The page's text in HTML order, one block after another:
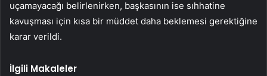
uçamayacağı belirlenirken, başkasının ise sıhhatine
kavuşması için kısa bir müddet daha beklemesi gerektiğine
karar verildi.
İlgili Makaleler